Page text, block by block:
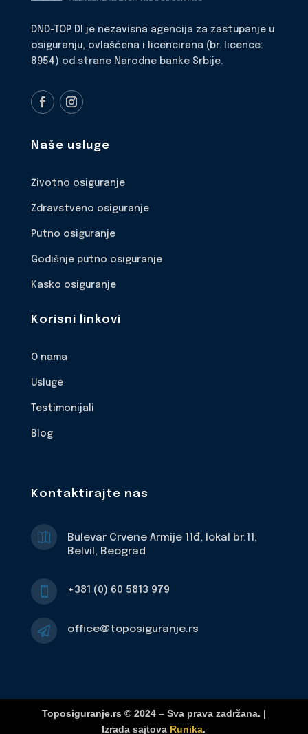
DND-TOP DI je nezavisna agencija za zastupanje u
osiguranju, ovlašćena i licencirana (br. licence:
8954) od strane Narodne banke Srbije.
Naše usluge
Životno osiguranje
Zdravstveno osiguranje
Putno osiguranje
Godišnje putno osiguranje
Kasko osiguranje
Korisni linkovi
O nama
Usluge
Testimonijali
Blog
Kontaktirajte nas

Bulevar Crvene Armije 11đ, lokal br.11,
Belvil, Beograd
 +381 (0) 60 5813 979
 office@toposiguranje.rs
Toposiguranje.rs © 2024 – Sva prava zadržana. |
Izrada sajtova Runika.